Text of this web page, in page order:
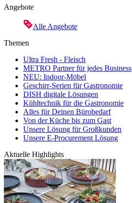
Angebote
Alle Angebote
Themen
Ultra Fresh - Fleisch
METRO Partner für jedes Business
NEU: Indoor-Möbel
Geschirr-Serien für Gastronomie
DISH digitale Lösungen
Kühltechnik für die Gastronomie
Alles für Deinen Bürobedarf
Von der Küche bis zum Gast
Unsere Lösung für Großkunden
Unsere E-Procurement Lösung
Aktuelle Highlights